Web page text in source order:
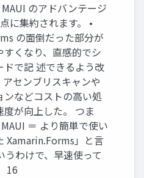
のアドバンテージ
に集約されます。 •
の面倒だった部分が
すくなり、直感的でシ
ドで記 述できるよう改
アセンブリスキャンや
ンなどコストの高い処
が向上した。 つま
＝ より簡単で使い
Xamarin.Forms」と言
うわけで、早速使って
16